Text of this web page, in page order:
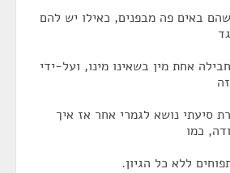
באים פה מבפנים, כאילו יש להם
אחת מין בשאינו מינו, ועל-ידי
סיעתי נושא לגמרי אחר אז איך
כמו
ללא כל הגיון.